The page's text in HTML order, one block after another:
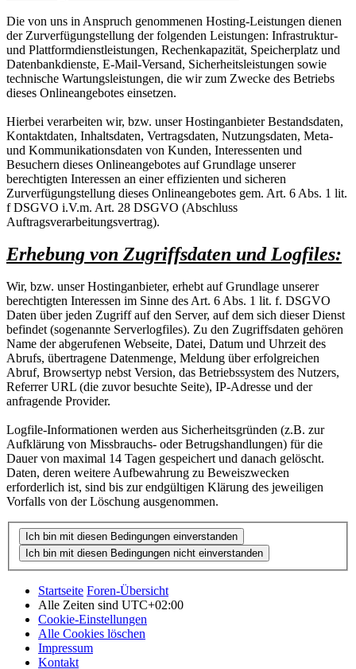
Die von uns in Anspruch genommenen Hosting-Leistungen dienen
der Zurverfügungstellung der folgenden Leistungen: Infrastruktur-
und Plattformdienstleistungen, Rechenkapazität, Speicherplatz und
Datenbankdienste, E-Mail-Versand, Sicherheitsleistungen sowie
technische Wartungsleistungen, die wir zum Zwecke des Betriebs
dieses Onlineangebotes einsetzen.
Hierbei verarbeiten wir, bzw. unser Hostinganbieter Bestandsdaten,
Kontaktdaten, Inhaltsdaten, Vertragsdaten, Nutzungsdaten, Meta-
und Kommunikationsdaten von Kunden, Interessenten und
Besuchern dieses Onlineangebotes auf Grundlage unserer
berechtigten Interessen an einer effizienten und sicheren
Zurverfügungstellung dieses Onlineangebotes gem. Art. 6 Abs. 1 lit.
f DSGVO i.V.m. Art. 28 DSGVO (Abschluss
Auftragsverarbeitungsvertrag).
Erhebung von Zugriffsdaten und Logfiles:
Wir, bzw. unser Hostinganbieter, erhebt auf Grundlage unserer
berechtigten Interessen im Sinne des Art. 6 Abs. 1 lit. f. DSGVO
Daten über jeden Zugriff auf den Server, auf dem sich dieser Dienst
befindet (sogenannte Serverlogfiles). Zu den Zugriffsdaten gehören
Name der abgerufenen Webseite, Datei, Datum und Uhrzeit des
Abrufs, übertragene Datenmenge, Meldung über erfolgreichen
Abruf, Browsertyp nebst Version, das Betriebssystem des Nutzers,
Referrer URL (die zuvor besuchte Seite), IP-Adresse und der
anfragende Provider.
Logfile-Informationen werden aus Sicherheitsgründen (z.B. zur
Aufklärung von Missbrauchs- oder Betrugshandlungen) für die
Dauer von maximal 14 Tagen gespeichert und danach gelöscht.
Daten, deren weitere Aufbewahrung zu Beweiszwecken
erforderlich ist, sind bis zur endgültigen Klärung des jeweiligen
Vorfalls von der Löschung ausgenommen.
Startseite Foren-Übersicht
Alle Zeiten sind UTC+02:00
Cookie-Einstellungen
Alle Cookies löschen
Impressum
Kontakt